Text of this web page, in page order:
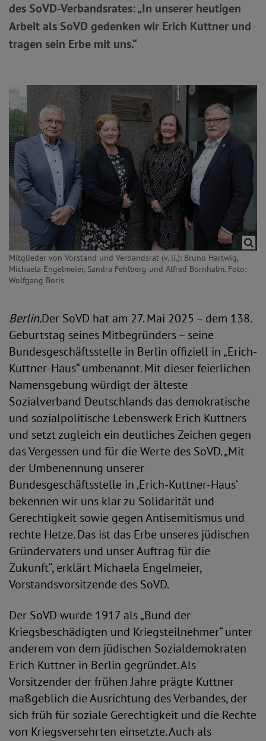
des SoVD-Verbandsrates: „In unserer heutigen
Arbeit als SoVD gedenken wir Erich Kuttner und
tragen sein Erbe mit uns.“
Mitglieder von Vorstand und Verbandsrat (v. li.): Bruno Hartwig,
Michaela Engelmeier, Sandra Fehlberg und Alfred Bornhalm. Foto:
Wolfgang Boris
Berlin.Der SoVD hat am 27. Mai 2025 – dem 138.
Geburtstag seines Mitbegründers – seine
Bundesgeschäftsstelle in Berlin offiziell in „Erich-
Kuttner-Haus“ umbenannt. Mit dieser feierlichen
Namensgebung würdigt der älteste
Sozialverband Deutschlands das demokratische
und sozialpolitische Lebenswerk Erich Kuttners
und setzt zugleich ein deutliches Zeichen gegen
das Vergessen und für die Werte des SoVD. „Mit
der Umbenennung unserer
Bundesgeschäftsstelle in ‚Erich-Kuttner-Haus‘
bekennen wir uns klar zu Solidarität und
Gerechtigkeit sowie gegen Antisemitismus und
rechte Hetze. Das ist das Erbe unseres jüdischen
Gründervaters und unser Auftrag für die
Zukunft“, erklärt Michaela Engelmeier,
Vorstandsvorsitzende des SoVD.
Der SoVD wurde 1917 als „Bund der
Kriegsbeschädigten und Kriegsteilnehmer“ unter
anderem von dem jüdischen Sozialdemokraten
Erich Kuttner in Berlin gegründet. Als
Vorsitzender der frühen Jahre prägte Kuttner
maßgeblich die Ausrichtung des Verbandes, der
sich früh für soziale Gerechtigkeit und die Rechte
von Kriegsversehrten einsetzte. Auch als